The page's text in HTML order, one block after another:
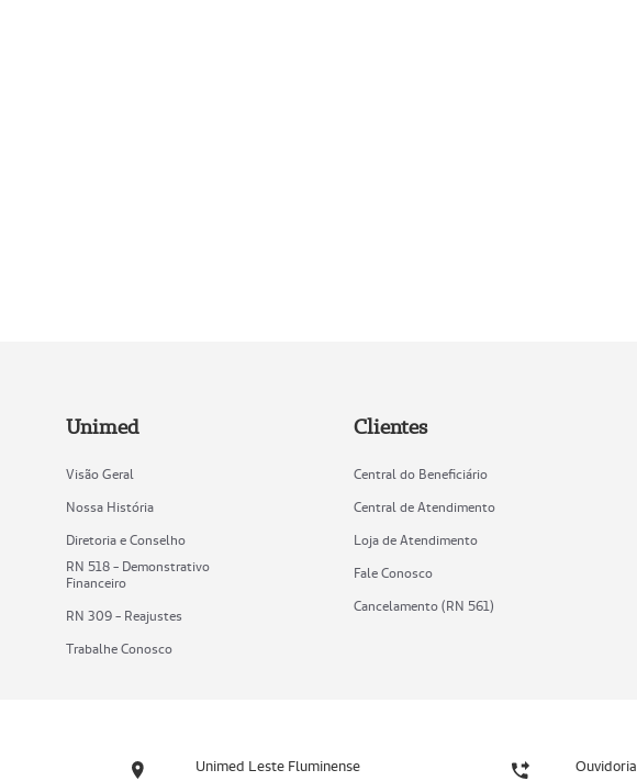
Unimed
Visão Geral
Nossa História
Diretoria e Conselho
RN 518 - Demonstrativo
Financeiro
RN 309 - Reajustes
Trabalhe Conosco
Clientes
Central do Beneficiário
Central de Atendimento
Loja de Atendimento
Fale Conosco
Cancelamento (RN 561)
Unimed Leste Fluminense Ouvidoria